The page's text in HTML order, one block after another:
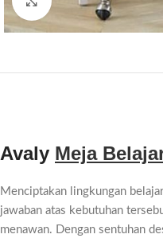
Avaly Meja
Menciptakan lingkungan
jawaban atas kebutuhan
menawan. Dengan sentuhan